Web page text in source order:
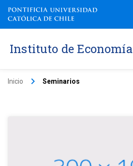
Instituto de Economía
Inicio keyboard_arrow_right Seminarios